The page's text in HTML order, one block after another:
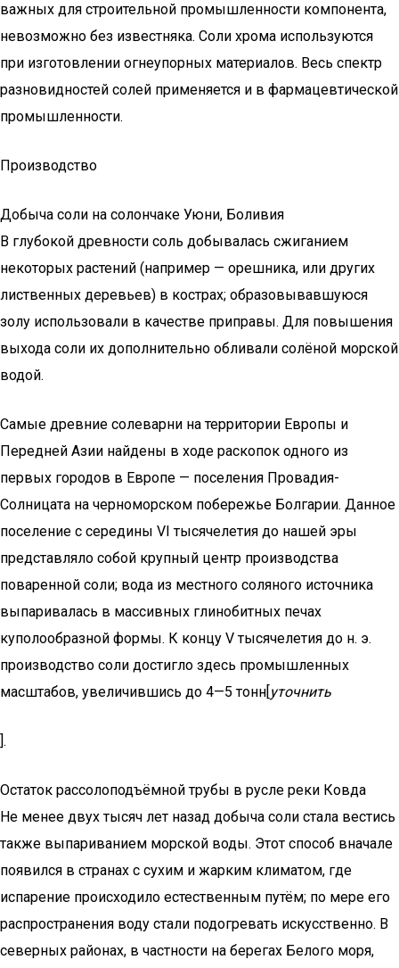
важных для строительной промышленности компонента,
невозможно без известняка. Соли хрома используются
при изготовлении огнеупорных материалов. Весь спектр
разновидностей солей применяется и в фармацевтической
промышленности.
Производство
Добыча соли на солончаке Уюни, Боливия
В глубокой древности соль добывалась сжиганием
некоторых растений (например — орешника, или других
лиственных деревьев) в кострах; образовывавшуюся
золу использовали в качестве приправы. Для повышения
выхода соли их дополнительно обливали солёной морской
водой.
Самые древние солеварни на территории Европы и
Передней Азии найдены в ходе раскопок одного из
первых городов в Европе — поселения Провадия-
Солницата на черноморском побережье Болгарии. Данное
поселение с середины VI тысячелетия до нашей эры
представляло собой крупный центр производства
поваренной соли; вода из местного соляного источника
выпаривалась в массивных глинобитных печах
куполообразной формы. К концу V тысячелетия до н. э.
производство соли достигло здесь промышленных
масштабов, увеличившись до 4—5 тонн[уточнить
].
Остаток рассолоподъёмной трубы в русле реки Ковда
Не менее двух тысяч лет назад добыча соли стала вестись
также выпариванием морской воды. Этот способ вначале
появился в странах с сухим и жарким климатом, где
испарение происходило естественным путём; по мере его
распространения воду стали подогревать искусственно. В
северных районах, в частности на берегах Белого моря,